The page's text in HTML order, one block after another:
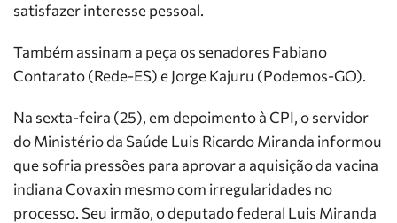
satisfazer interesse pessoal.
Também assinam a peça os senadores Fabiano
Contarato (Rede-ES) e Jorge Kajuru (Podemos-GO).
Na sexta-feira (25), em depoimento à CPI, o servidor
do Ministério da Saúde Luis Ricardo Miranda informou
que sofria pressões para aprovar a aquisição da vacina
indiana Covaxin mesmo com irregularidades no
processo. Seu irmão, o deputado federal Luis Miranda